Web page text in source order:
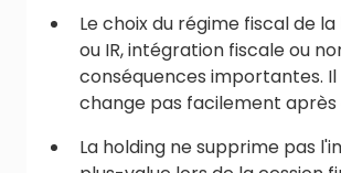
Le choix du régime fiscal de la
ou IR, intégration fiscale ou
conséquences importantes. Il
change pas facilement après
La holding ne supprime pas